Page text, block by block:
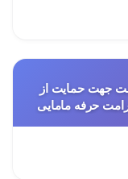
جهت حمایت از
حرفه مامایی